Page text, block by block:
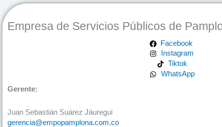
Empresa de Servicios Públicos de
Facebook
Instagram
Tiktok
WhatsApp
Gerente:
Juan Sebastián Suárez Jáuregui
gerencia@empopamplona.com.co